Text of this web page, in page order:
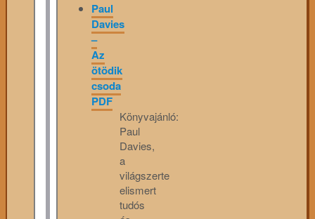
Paul
Davies
–
Az
ötödik
csoda
PDF
Könyvajánló:
Paul
Davies,
a
világszerte
elismert
tudós